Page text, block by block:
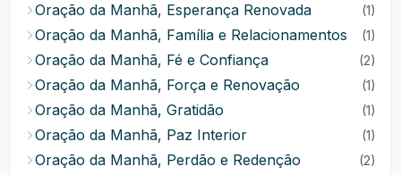
Oração da Manhã, Esperança Renovada (1)
Oração da Manhã, Família e Relacionamentos (1)
Oração da Manhã, Fé e Confiança (2)
Oração da Manhã, Força e Renovação (1)
Oração da Manhã, Gratidão (1)
Oração da Manhã, Paz Interior (1)
Oração da Manhã, Perdão e Redenção (2)